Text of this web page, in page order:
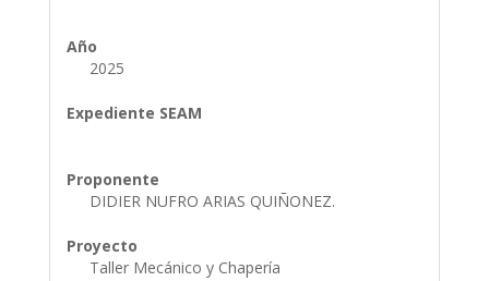
Año
2025
Expediente SEAM
Proponente
DIDIER NUFRO ARIAS QUIÑONEZ.
Proyecto
Taller Mecánico y Chapería